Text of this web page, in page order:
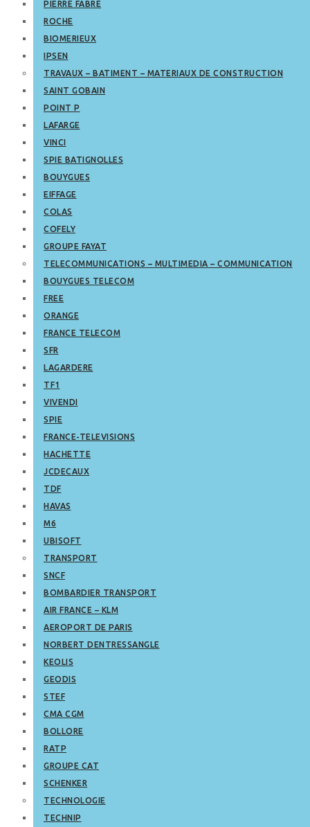
PIERRE FABRE
ROCHE
BIOMERIEUX
IPSEN
TRAVAUX – BATIMENT – MATERIAUX DE CONSTRUCTION
SAINT GOBAIN
POINT P
LAFARGE
VINCI
SPIE BATIGNOLLES
BOUYGUES
EIFFAGE
COLAS
COFELY
GROUPE FAYAT
TELECOMMUNICATIONS – MULTIMEDIA – COMMUNICATION
BOUYGUES TELECOM
FREE
ORANGE
FRANCE TELECOM
SFR
LAGARDERE
TF1
VIVENDI
SPIE
FRANCE-TELEVISIONS
HACHETTE
JCDECAUX
TDF
HAVAS
M6
UBISOFT
TRANSPORT
SNCF
BOMBARDIER TRANSPORT
AIR FRANCE – KLM
AEROPORT DE PARIS
NORBERT DENTRESSANGLE
KEOLIS
GEODIS
STEF
CMA CGM
BOLLORE
RATP
GROUPE CAT
SCHENKER
TECHNOLOGIE
TECHNIP